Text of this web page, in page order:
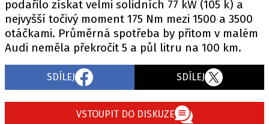
INZERCE
OSOBNÍ ÚDAJE / COOKIES
Provozovatelem serveru autoroad.cz je
INCORP MEDIA GROUP s.r.o., IČ: 118 23 054
podařilo získat velmi solidních 77 kW (105 k) a
nejvyšší točivý moment 175 Nm mezi 1500 a 3500
otáčkami. Průměrná spotřeba by přitom v malém
Audi neměla překročit 5 a půl litru na 100 km.
SDÍLEJ SDÍLEJ
VSTOUPIT DO DISKUZE